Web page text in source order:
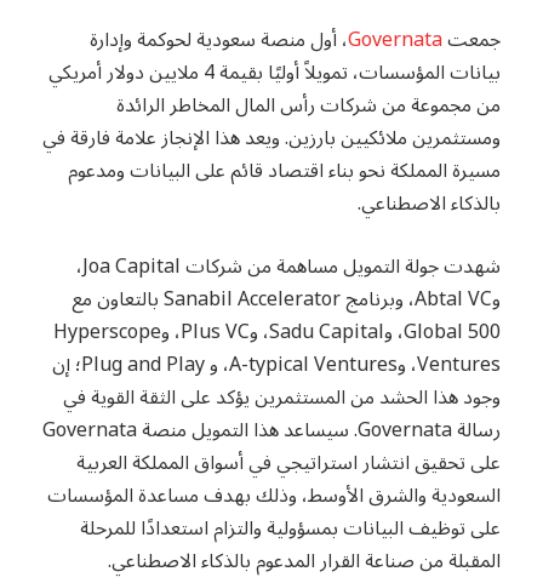
جمعتGovernata، أول منصة سعودية لحوكمة وإدارة
بيانات المؤسسات، تمويلاً أوليًا بقيمة 4 ملايين دولار أمريكي
من مجموعة من شركات رأس المال المخاطر الرائدة
ومستثمرين ملائكيين بارزين. ويعد هذا الإنجاز علامة فارقة في
مسيرة المملكة نحو بناء اقتصاد قائم على البيانات ومدعوم
بالذكاء الاصطناعي.
شهدت جولة التمويل مساهمة من شركات Joa Capital،
وAbtal VC، وبرنامج Sanabil Accelerator بالتعاون مع
500 Global، وSadu Capital، وPlus VC، وHyperscope
Ventures، وA-typical Ventures، و Plug and Play؛ إن
وجود هذا الحشد من المستثمرين يؤكد على الثقة القوية في
رسالة Governata. سيساعد هذا التمويل منصة Governata
على تحقيق انتشار استراتيجي في أسواق المملكة العربية
السعودية والشرق الأوسط، وذلك بهدف مساعدة المؤسسات
على توظيف البيانات بمسؤولية والتزام استعدادًا للمرحلة
المقبلة من صناعة القرار المدعوم بالذكاء الاصطناعي.